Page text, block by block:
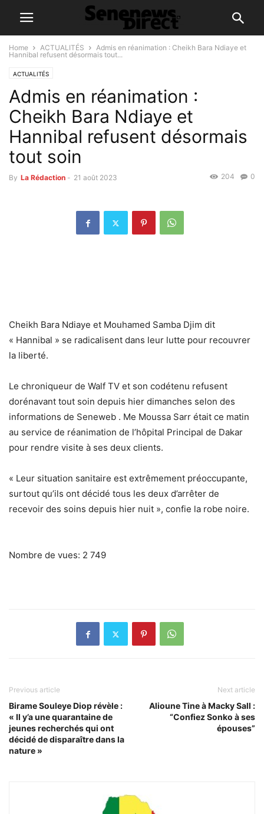
Home ACTUALITÉS
Admis en réanimation : Cheikh Bara Ndiaye et
Hannibal refusent désormais tout...
ACTUALITÉS
Admis en réanimation :
Cheikh Bara Ndiaye et
Hannibal refusent désormais
tout soin
By La Rédaction - 21 août 2023 0
204
Cheikh Bara Ndiaye et Mouhamed Samba Djim dit
« Hannibal » se radicalisent dans leur lutte pour recouvrer
la liberté.
Le chroniqueur de Walf TV et son codétenu refusent
dorénavant tout soin depuis hier dimanches selon des
informations de Seneweb . Me Moussa Sarr était ce matin
au service de réanimation de l’hôpital Principal de Dakar
pour rendre visite à ses deux clients.
« Leur situation sanitaire est extrêmement préoccupante,
surtout qu’ils ont décidé tous les deux d’arrêter de
recevoir des soins depuis hier nuit », confie la robe noire.
Nombre de vues: 2 749
Previous article
Birame Souleye Diop révèle :
« Il y’a une quarantaine de
jeunes recherchés qui ont
décidé de disparaître dans la
nature »
Next article
Alioune Tine à Macky Sall :
“Confiez Sonko à ses
épouses”